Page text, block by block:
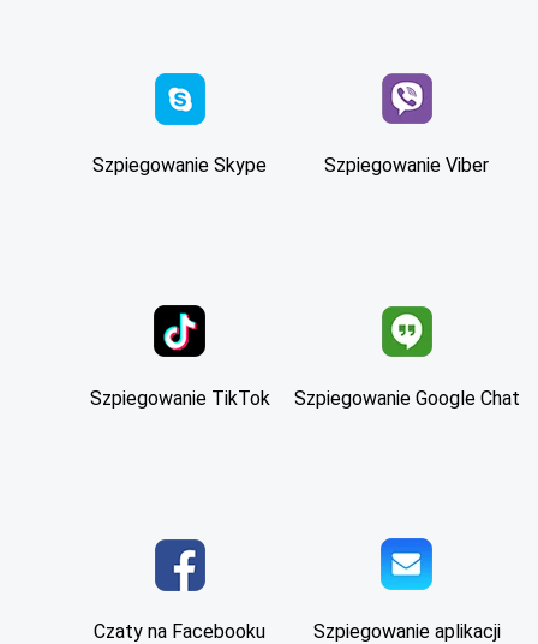
Szpiegowanie Skype Szpiegowanie Viber
Szpiegowanie TikTok Szpiegowanie Google Chat
Czaty na Facebooku
Szpiegowanie aplikacji